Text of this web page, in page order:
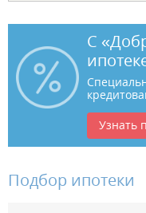
С
Узнать
Подбор ипотеки